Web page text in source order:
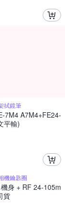
拭鏡筆
7M4 A7M4+FE24-
平輸)
機鑰匙圈
身 + RF 24-105m
貨